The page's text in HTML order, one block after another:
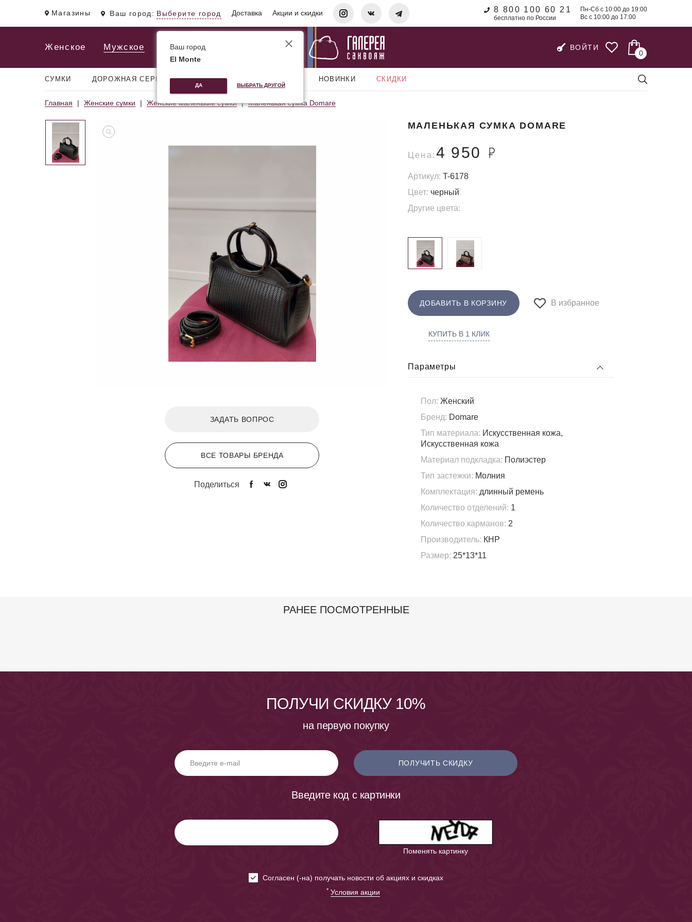
Магазины Ваш город: Выберите город Доставка Акции и скидки 8 800 100 60 21
бесплатно по России
Пн-Сб с 10:00 до 19:00
Вс с 10:00 до 17:00
Женское Мужское ВОЙТИ
0
СУМКИ ДОРОЖНАЯ СЕРИЯ РЮКЗАКИ НОВИНКИ СКИДКИ
Главная Женские сумки Женские маленькие сумки Маленькая сумка Domare
ЗАДАТЬ ВОПРОС
ВСЕ ТОВАРЫ БРЕНДА
Поделиться
МАЛЕНЬКАЯ СУМКА DOMARE
Цена: 4 950
Артикул: T-6178
Цвет: черный
Другие цвета:
ДОБАВИТЬ В КОРЗИНУ В избранное
КУПИТЬ В 1 КЛИК
Параметры
Пол: Женский
Бренд: Domare
Тип материала: Искусственная кожа,
Искусственная кожа
Материал подкладка: Полиэстер
Тип застежки: Молния
Комплектация: длинный ремень
Количество отделений: 1
Количество карманов: 2
Производитель: КНР
Размер: 25*13*11
РАНЕЕ ПОСМОТРЕННЫЕ
ПОЛУЧИ СКИДКУ 10%
на первую покупку
ПОЛУЧИТЬ СКИДКУ
Введите код с картинки
Поменять картинку
Cогласен (-на) получать новости об акциях и скидках
* Условия акции
Ваш город
El Monte
ДА ВЫБРАТЬ ДРУГОЙ